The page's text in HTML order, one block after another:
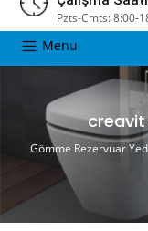
Pzts-Cmts: 8:00-
Menu
creavit
Gömme Rezervuar